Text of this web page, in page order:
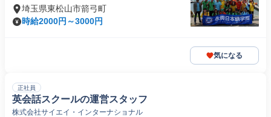
埼玉県東松山市箭弓町
時給2000円～3000円
気になる
正社員
英会話スクールの運営スタッフ
株式会社サイエイ・インターナショナル